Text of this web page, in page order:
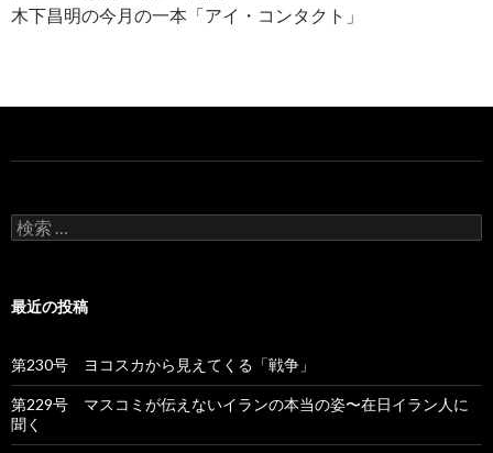
木下昌明の今月の一本「アイ・コンタクト」
検
索
最近の投稿
第230号 ヨコスカから見えてくる「戦争」
第229号 マスコミが伝えないイランの本当の姿〜在日イラン人に
聞く